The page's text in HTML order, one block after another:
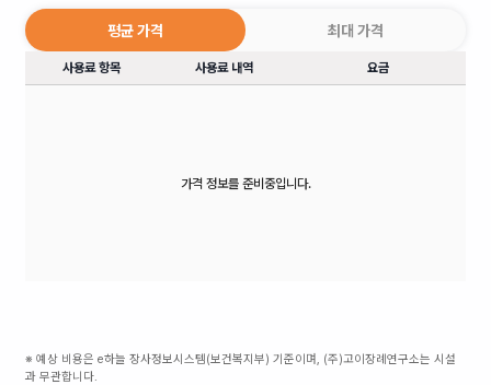
평균 가격 최대 가격
사용료 항목 사용료 내역 요금
가격 정보를 준비중입니다.
※ 예상 비용은 e하늘 장사정보시스템(보건복지부) 기준이며, (주)고이장례연구소는 시설
과 무관합니다.